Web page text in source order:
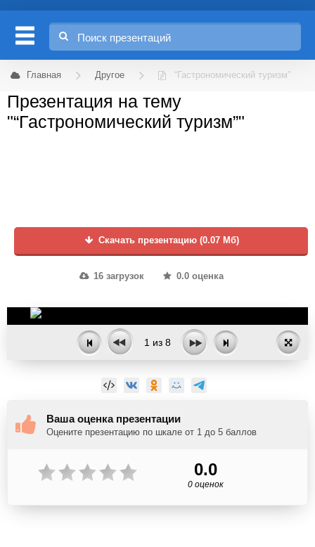
Главная Другое “Гастрономический туризм”
Презентация на тему
"“Гастрономический туризм”"
Скачать презентацию (0.07 Мб)
16 загрузок 0.0 оценка
1 из 8
Ваша оценка презентации
Оцените презентацию по шкале от 1 до 5 баллов
0.0
0 оценок